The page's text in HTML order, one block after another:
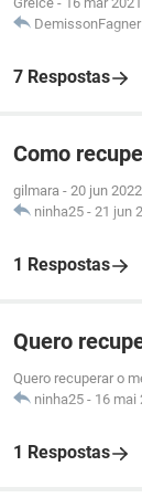
DemissonFagner
7 Respostas
Como
gilmara - 20 jun
ninha25 - 21 jun
1 Respostas
Quero
Quero recuperar o
ninha25 - 16 mai
1 Respostas